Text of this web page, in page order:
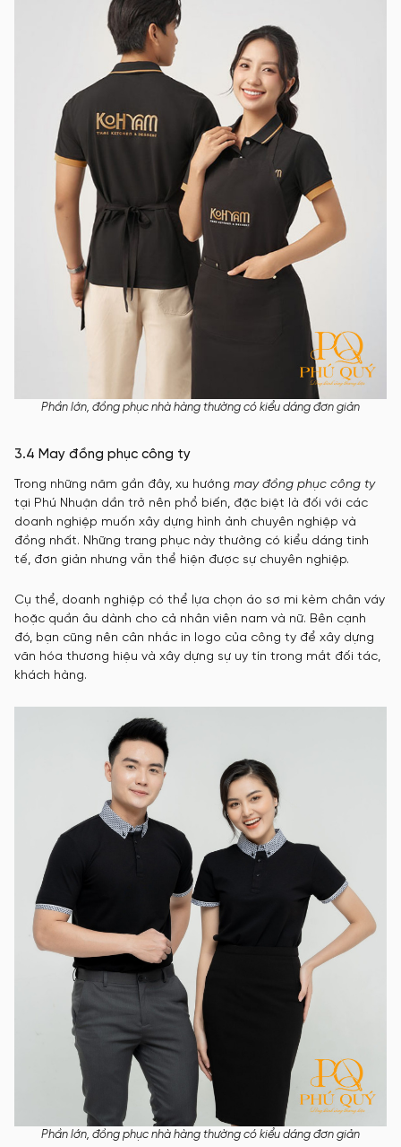
Phần lớn, đồng phục nhà hàng thường có kiểu dáng đơn giản
3.4 May đồng phục công ty
Trong những năm gần đây, xu hướng may đồng phục công ty
tại Phú Nhuận dần trở nên phổ biến, đặc biệt là đối với các
doanh nghiệp muốn xây dựng hình ảnh chuyên nghiệp và
đồng nhất. Những trang phục này thường có kiểu dáng tinh
tế, đơn giản nhưng vẫn thể hiện được sự chuyên nghiệp.
Cụ thể, doanh nghiệp có thể lựa chọn áo sơ mi kèm chân váy
hoặc quần âu dành cho cả nhân viên nam và nữ. Bên cạnh
đó, bạn cũng nên cân nhắc in logo của công ty để xây dựng
văn hóa thương hiệu và xây dựng sự uy tín trong mắt đối tác,
khách hàng.
Phần lớn, đồng phục nhà hàng thường có kiểu dáng đơn giản